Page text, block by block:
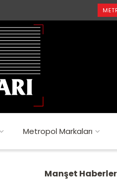
Metropol Markaları
Manşet